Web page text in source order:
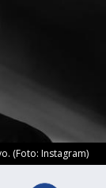
(Foto: Instagram)